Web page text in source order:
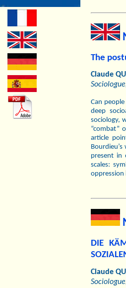
The
Claude
Can
deep
sociology,
“combat”
article
present in
scales:
oppression
DIE
Claude